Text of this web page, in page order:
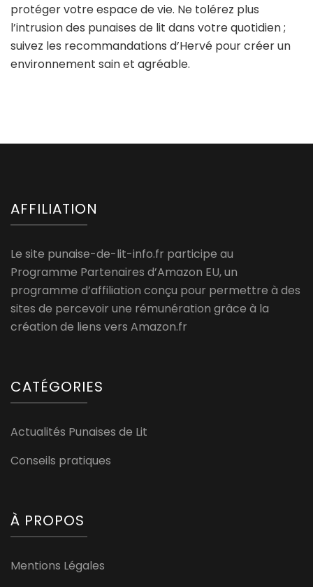
protéger votre espace de vie. Ne tolérez plus
l’intrusion des punaises de lit dans votre quotidien ;
suivez les recommandations d’Hervé pour créer un
environnement sain et agréable.
AFFILIATION
Le site punaise-de-lit-info.fr participe au
Programme Partenaires d’Amazon EU, un
programme d’affiliation conçu pour permettre à des
sites de percevoir une rémunération grâce à la
création de liens vers Amazon.fr
CATÉGORIES
Actualités Punaises de Lit
Conseils pratiques
À PROPOS
Mentions Légales